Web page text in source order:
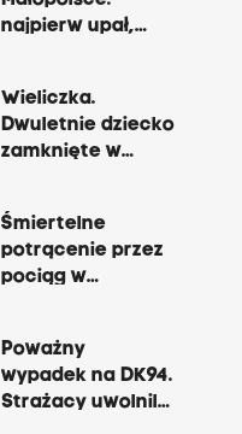
najpierw upał,
Wieliczka.
Dwuletnie dziecko
zamknięte w
zakupach
Śmiertelne
potrącenie przez
pociąg w
trasie do Krakowa
Poważny
wypadek na DK94.
Strażacy uwolnili